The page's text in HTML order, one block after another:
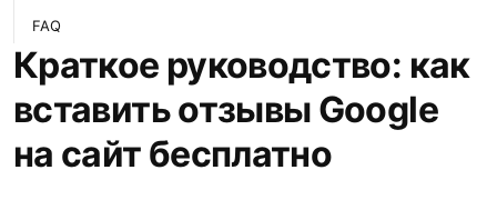
Краткое руководство: как
вставить отзывы Google
на сайт бесплатно
FAQ